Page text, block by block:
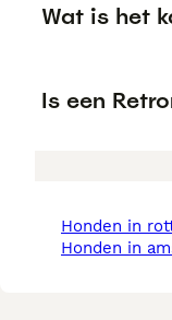
Wat is het
Is een
honden in
honden in